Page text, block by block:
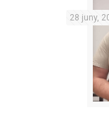
28 juny,